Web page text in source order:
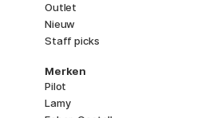
Outlet
Nieuw
Staff picks
Merken
Pilot
Lamy